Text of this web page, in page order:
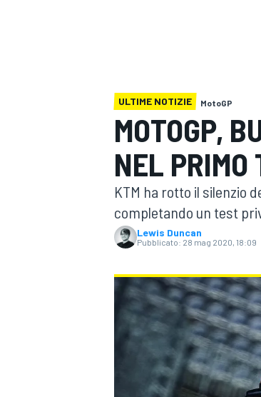
WRC
ULTIME NOTIZIE MotoGP
MOTOGP,
NEL PRIMO
KTM ha rotto il silenzio
completando un test
Lewis Duncan
Pubblicato: 28 mag 2020, 18:09